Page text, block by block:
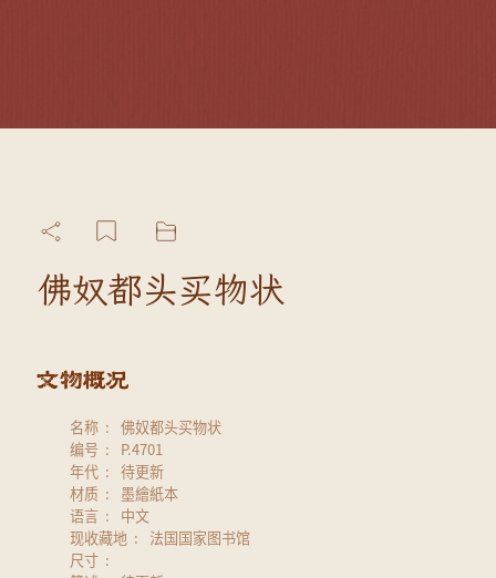
佛奴都头买物状
名称
佛奴都头买物状
编号
P.4701
年代
待更新
材质
墨繪紙本
语言
中文
现收藏地
法国国家图书馆
尺寸